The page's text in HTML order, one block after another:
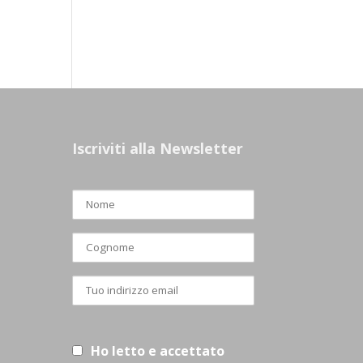
Iscriviti alla Newsletter
Ho letto e accettato